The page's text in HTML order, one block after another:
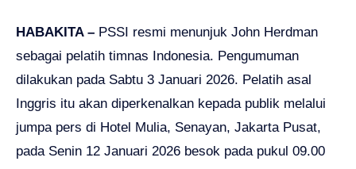
HABAKITA – PSSI resmi menunjuk John Herdman
sebagai pelatih timnas Indonesia. Pengumuman
dilakukan pada Sabtu 3 Januari 2026. Pelatih asal
Inggris itu akan diperkenalkan kepada publik melalui
jumpa pers di Hotel Mulia, Senayan, Jakarta Pusat,
pada Senin 12 Januari 2026 besok pada pukul 09.00